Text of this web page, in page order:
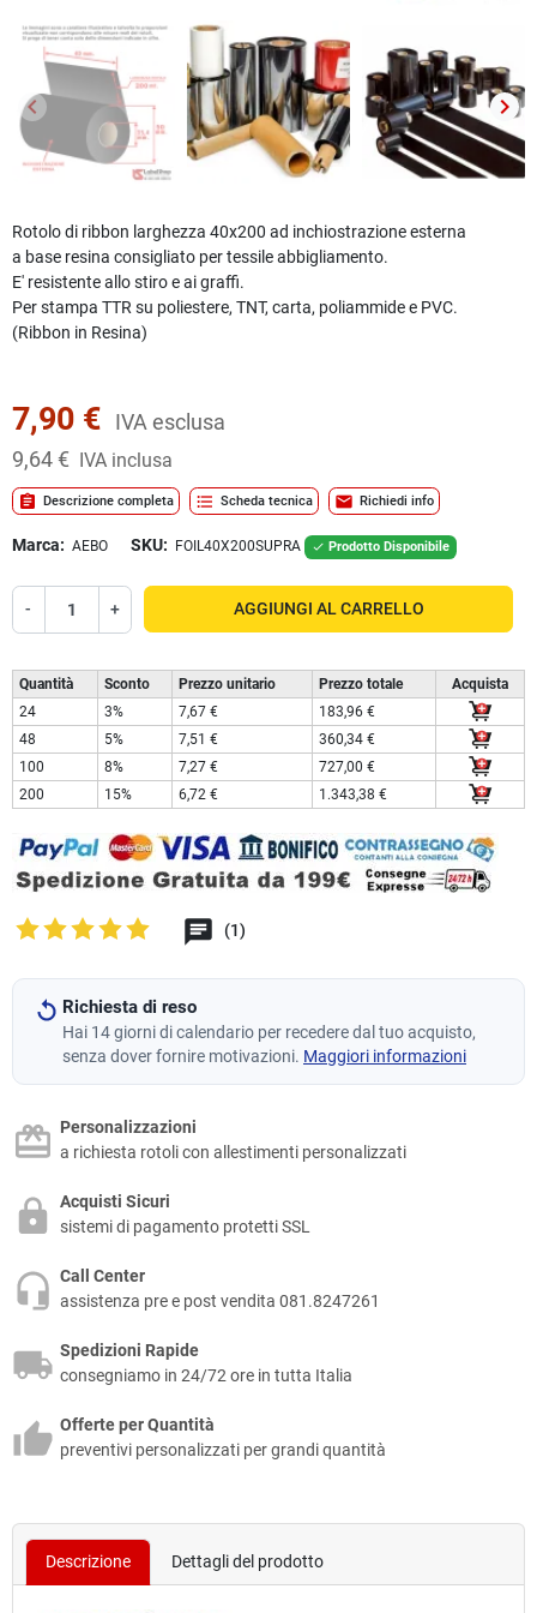
Precedente
keyboard_arrow_left keyboard_arrow_right
Rotolo di ribbon larghezza 40x200 ad inchiostrazione esterna
a base resina consigliato per tessile abbigliamento.
E' resistente allo stiro e ai graffi.
Per stampa TTR su poliestere, TNT, carta, poliammide e PVC.
(Ribbon in Resina)
7,90 €
IVA esclusa
9,64 €
IVA inclusa
assignment Descrizione completa format_list_bulleted Scheda tecnica mail Richiedi info
Marca: AEBO SKU: FOIL40X200SUPRA  Prodotto Disponibile
- + AGGIUNGI AL CARRELLO
Quantità Sconto Prezzo unitario Prezzo totale
Acquista
24
3% 7,67 €
183,96 €
48
5% 7,51 €
360,34 €
100
8% 7,27 €
727,00 €
200
15% 6,72 € 1.343,38 €
(1)
Richiesta di reso
Hai 14 giorni di calendario per recedere dal tuo acquisto,
senza dover fornire motivazioni. Maggiori informazioni
Personalizzazioni
a richiesta rotoli con allestimenti personalizzati
Acquisti Sicuri
sistemi di pagamento protetti SSL
Call Center
assistenza pre e post vendita 081.8247261
Spedizioni Rapide
consegniamo in 24/72 ore in tutta Italia
Offerte per Quantità
preventivi personalizzati per grandi quantità
Descrizione Dettagli del prodotto